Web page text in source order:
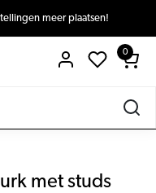
meer plaatsen!
0
met studs